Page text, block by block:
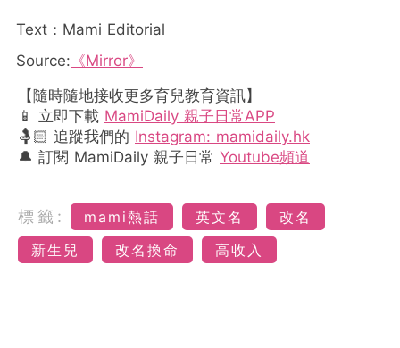
Text：Mami Editorial
Source: 《Mirror》
【隨時隨地接收更多育兒教育資訊】
📱 立即下載 MamiDaily 親子日常APP
🤱🏻 追蹤我們的 Instagram: mamidaily.hk
🔔 訂閱 MamiDaily 親子日常 Youtube頻道
標籤: mami熱話 英文名
改名
新生兒
改名換命 高收入